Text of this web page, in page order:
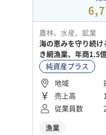
農林、水産、鉱業
海の恵みを守り続け
き網漁業、年商1.5
純資産プラス
地域
売上高
従業員数
漁業